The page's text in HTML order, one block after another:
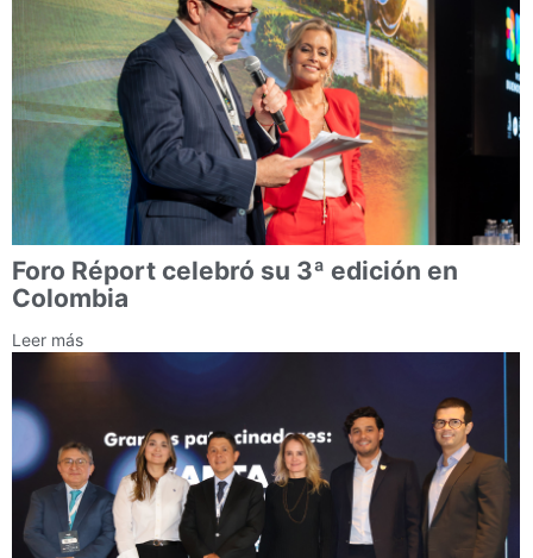
Foro Réport celebró su 3ª edición en
Colombia
Leer más